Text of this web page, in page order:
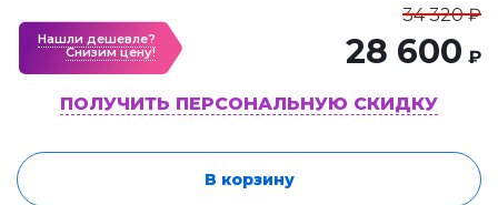
Нашли дешевле?
Cнизим цену!
34 320 ₽
28 600 ₽
ПОЛУЧИТЬ ПЕРСОНАЛЬНУЮ СКИДКУ
В корзину